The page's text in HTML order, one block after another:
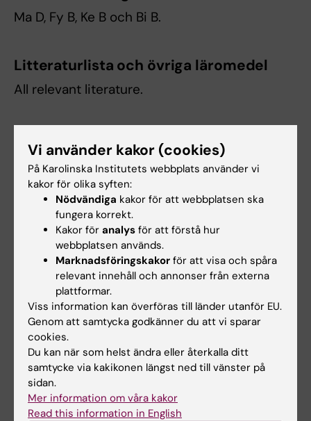
Ma D, Fy B, Ke B och Bi B.
Litteraturlista och övriga läromedel
All relevant literature.
This syllabus in English
Sök bland kurs- och utbildningsplaner
Skriv ut eller spara som pdf
Via utskriftsfunktionen i webbläsaren, som finns
bland webbläsarens alternativ, kan du skriva ut
kursplanen eller spara den som en pdf.
Vi använder kakor (cookies)
På Karolinska Institutets webbplats använder vi
kakor för olika syften:
Nödvändiga kakor för att webbplatsen ska
fungera korrekt.
Kakor för analys för att förstå hur
webbplatsen används.
Marknadsföringskakor för att visa och spåra
relevant innehåll och annonser från externa
plattformar.
Viss information kan överföras till länder utanför EU.
Genom att samtycka godkänner du att vi sparar
cookies.
Du kan när som helst ändra eller återkalla ditt
samtycke via kakikonen längst ned till vänster på
sidan.
Mer information om våra kakor
Read this information in English